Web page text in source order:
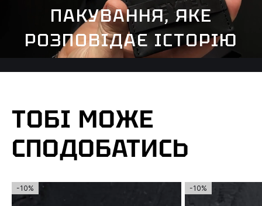
ПАКУВАННЯ, ЯКЕ
РОЗПОВІДАЄ ІСТОРІЮ
ТОБІ МОЖЕ
СПОДОБАТИСЬ
-10% -10%